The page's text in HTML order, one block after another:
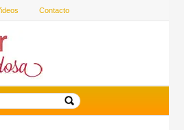
Contacto